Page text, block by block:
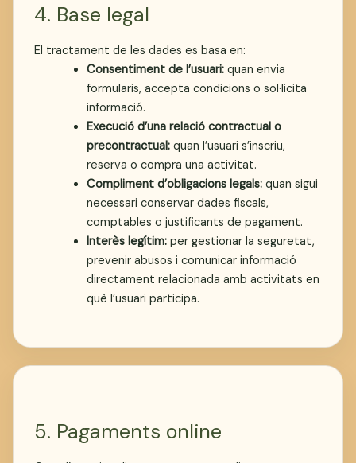
4. Base legal
El tractament de les dades es basa en:
Consentiment de l’usuari:quan envia
formularis, accepta condicions o sol·licita
informació.
Execució d’una relació contractual o
precontractual:quan l’usuari s’inscriu,
reserva o compra una activitat.
Compliment d’obligacions legals:quan sigui
necessari conservar dades fiscals,
comptables o justificants de pagament.
Interès legítim:per gestionar la seguretat,
prevenir abusos i comunicar informació
directament relacionada amb activitats en
què l’usuari participa.
5. Pagaments online